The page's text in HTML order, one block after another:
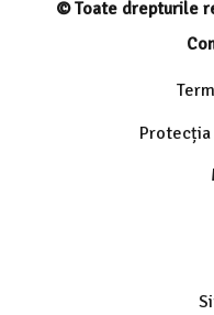
© Toate drepturile